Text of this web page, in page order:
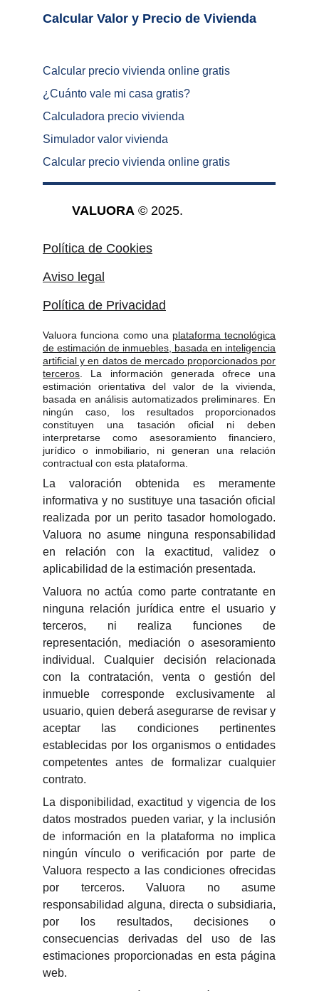
Valuora funciona como una plataforma tecnológica
de estimación de inmuebles, basada en inteligencia
artificial y en datos de mercado proporcionados por
terceros . La información generada ofrece una
estimación orientativa del valor de la vivienda,
basada en análisis automatizados preliminares. En
ningún caso, los resultados proporcionados
constituyen una tasación oficial ni deben
interpretarse como asesoramiento financiero,
jurídico o inmobiliario, ni generan una relación
contractual con esta plataforma.
La valoración obtenida es meramente
informativa y no sustituye una tasación oficial
realizada por un perito tasador homologado.
Valuora no asume ninguna responsabilidad
en relación con la exactitud, validez o
aplicabilidad de la estimación presentada.
Valuora no actúa como parte contratante en
ninguna relación jurídica entre el usuario y
terceros, ni realiza funciones de
representación, mediación o asesoramiento
individual. Cualquier decisión relacionada
con la contratación, venta o gestión del
inmueble corresponde exclusivamente al
usuario, quien deberá asegurarse de revisar y
aceptar las condiciones pertinentes
establecidas por los organismos o entidades
competentes antes de formalizar cualquier
contrato.
La disponibilidad, exactitud y vigencia de los
datos mostrados pueden variar, y la inclusión
de información en la plataforma no implica
ningún vínculo o verificación por parte de
Valuora respecto a las condiciones ofrecidas
por terceros. Valuora no asume
responsabilidad alguna, directa o subsidiaria,
por los resultados, decisiones o
consecuencias derivadas del uso de las
estimaciones proporcionadas en esta página
web.
VALUORA © 2025.
Aviso legal
Política de Privacidad
Política de Cookies
Calcular precio vivienda online gratis
¿ Cuánto vale mi casa gratis?
Calculadora precio vivienda
Simulador valor vivienda
Calcular precio vivienda online gratis